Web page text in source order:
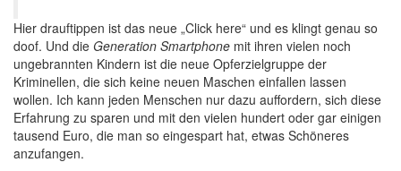
Hier drauftippen ist das neue „Click here“ und es klingt genau so
doof. Und die Generation Smartphone mit ihren vielen noch
ungebrannten Kindern ist die neue Opferzielgruppe der
Kriminellen, die sich keine neuen Maschen einfallen lassen
wollen. Ich kann jeden Menschen nur dazu auffordern, sich diese
Erfahrung zu sparen und mit den vielen hundert oder gar einigen
tausend Euro, die man so eingespart hat, etwas Schöneres
anzufangen.